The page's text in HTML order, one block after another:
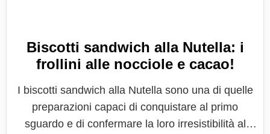
Biscotti sandwich alla Nutella: i
frollini alle nocciole e cacao!
I biscotti sandwich alla Nutella sono una di quelle
preparazioni capaci di conquistare al primo
sguardo e di confermare la loro irresistibilità al